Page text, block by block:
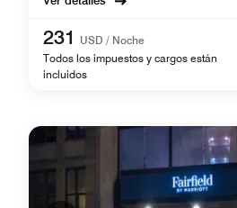
231
USD / Noche
Todos los impuestos y cargos están
incluidos